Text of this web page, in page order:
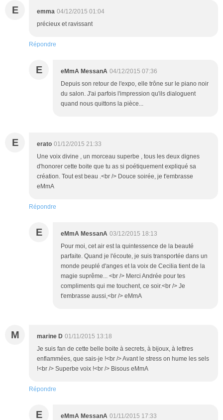
E emma 04/12/2015 01:04
précieux et ravissant
Répondre
E eMmA MessanA 04/12/2015 07:36
Depuis son retour de l'expo, elle trône sur le piano noir
du salon. J'ai parfois l'impression qu'ils dialoguent
quand nous quittons la pièce...
E erato 01/12/2015 21:33
Une voix divine , un morceau superbe , tous les deux dignes
d'honorer cette boite que tu as si poétiquement expliqué sa
création. Tout est beau .<br /> Douce soirée, je t'embrasse
eMmA
Répondre
E eMmA MessanA 03/12/2015 18:13
Pour moi, cet air est la quintessence de la beauté
parfaite. Quand je l'écoute, je suis transportée dans un
monde peuplé d'anges et la voix de Cecilia tient de la
magie suprême... <br /> Merci Andrée pour tes
compliments qui me touchent, ce soir.<br /> Je
t'embrasse aussi,<br /> eMmA
M marine D 01/11/2015 13:18
Je suis fan de cette belle boite à secrets, à bijoux, à lettres
enflammées, que sais-je !<br /> Avant le stress on hume les sels
!<br /> Superbe voix !<br /> Bisous eMmA
Répondre
E eMmA MessanA 01/11/2015 17:33